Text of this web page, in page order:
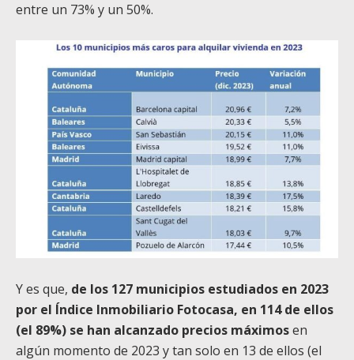
entre un 73% y un 50%.
Y es que, de los 127 municipios estudiados en 2023
por el Índice Inmobiliario Fotocasa, en 114 de ellos
(el 89%) se han alcanzado precios máximosen
algún momento de 2023 y tan solo en 13 de ellos (el